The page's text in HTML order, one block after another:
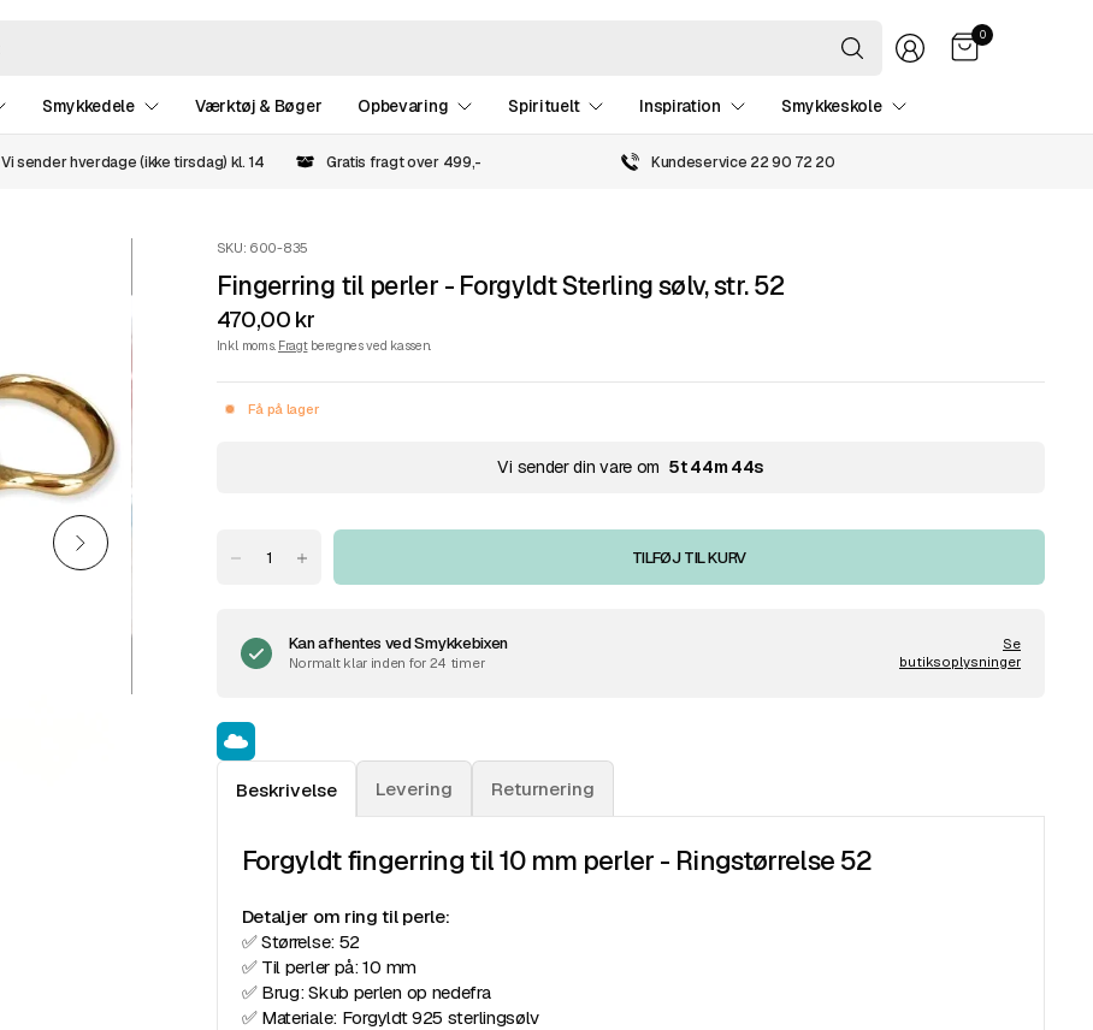
Søg
efter
som
0
Smykkedele Værktøj & Bøger Opbevaring Spirituelt Inspiration Smykkeskole
Vi sender hverdage (ikke tirsdag) kl. 14 Gratis fragt over 499,- Kundeservice 22 90 72 20
SKU: 600-835
Fingerring til perler - Forgyldt Sterling sølv, str. 52
470,00 kr
Inkl. moms. Fragtberegnes ved kassen.
Få på lager
Vi sender din vare om 5t44m44s
TILFØJ TIL KURV
Kan afhentes vedSmykkebixen
Normalt klar inden for 24 timer
Se
butiksoplysninger
Beskrivelse Levering Returnering
Forgyldt fingerring til 10 mm perler - Ringstørrelse 52
Detaljer om ring til perle:
✅ Størrelse: 52
✅ Til perler på: 10 mm
✅ Brug: Skub perlen op nedefra
✅ Materiale: Forgyldt 925 sterlingsølv